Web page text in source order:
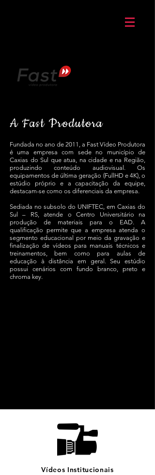
A Fast Produtora
Fundada no ano de 2011, a Fast Vídeo Produtora
é uma empresa com sede no município de
Caxias do Sul que atua, na cidade e na Região,
produzindo conteúdo audiovisual. Os
equipamentos de última geração (FullHD e 4K), o
estúdio próprio e a capacitação da equipe,
destacam-se como os diferenciais da empresa.
Sediada no subsolo do UNIFTEC, em Caxias do
Sul – RS, atende o Centro Universitário na
produção de materiais para o EAD. A
qualificação permite que a empresa atenda o
segmento educacional por meio da gravação e
finalização de vídeos para manuais técnicos e
treinamentos, bem como para aulas de
educação à distância em geral. Seu estúdio
possui cenários com fundo branco, preto e
chroma key.
Vídeos Institucionais